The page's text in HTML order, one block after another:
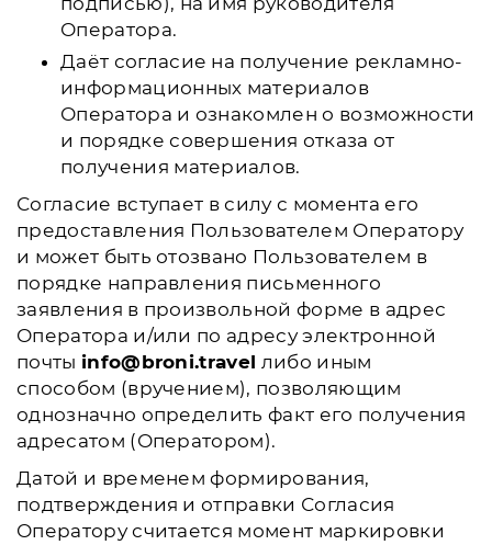
Оператора.
Даёт согласие на получение рекламно-
информационных материалов
Оператора и ознакомлен о возможности
и порядке совершения отказа от
получения материалов.
Согласие вступает в силу с момента его
предоставления Пользователем Оператору
и может быть отозвано Пользователем в
порядке направления письменного
заявления в произвольной форме в адрес
Оператора и/или по адресу электронной
почты info@broni.travel либо иным
способом (вручением), позволяющим
однозначно определить факт его получения
адресатом (Оператором).
Датой и временем формирования,
подтверждения и отправки Согласия
Оператору считается момент маркировки